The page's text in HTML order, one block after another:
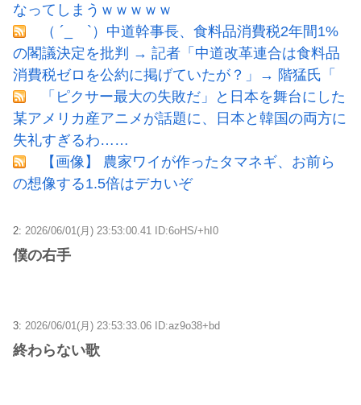
なってしまうｗｗｗｗｗ
（ ´_ゝ`）中道幹事長、食料品消費税2年間1%
の閣議決定を批判 → 記者「中道改革連合は食料品
消費税ゼロを公約に掲げていたが？」→ 階猛氏「
「ピクサー最大の失敗だ」と日本を舞台にした
某アメリカ産アニメが話題に、日本と韓国の両方に
失礼すぎるわ……
【画像】 農家ワイが作ったタマネギ、お前ら
の想像する1.5倍はデカいぞ
2: 2026/06/01(月) 23:53:00.41 ID:6oHS/+hI0
僕の右手
3: 2026/06/01(月) 23:53:33.06 ID:az9o38+bd
終わらない歌